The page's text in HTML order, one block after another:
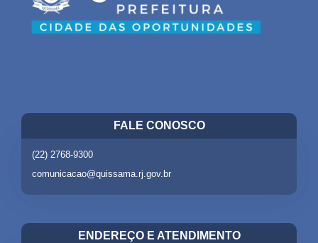
FALE CONOSCO
(22) 2768-9300
comunicacao@quissama.rj.gov.br
ENDEREÇO E ATENDIMENTO